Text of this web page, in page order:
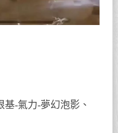
-氣力-夢幻泡影、